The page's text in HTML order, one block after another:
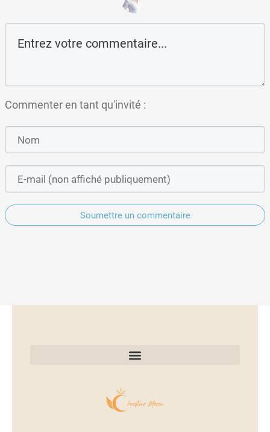
Commenter en tant qu'invité :
Soumettre un commentaire